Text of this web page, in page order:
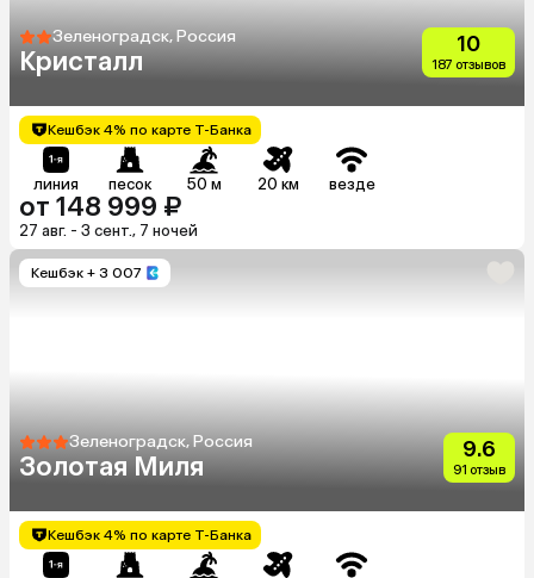
Зеленоградск, Россия
Кристалл
10
187 отзывов
Кешбэк 4% по карте Т-Банка
линия песок 50 м 20 км везде
от 148 999 ₽
27 авг. - 3 сент., 7 ночей
Кешбэк + 3 007
Зеленоградск, Россия
Золотая Миля
9.6
91 отзыв
Кешбэк 4% по карте Т-Банка